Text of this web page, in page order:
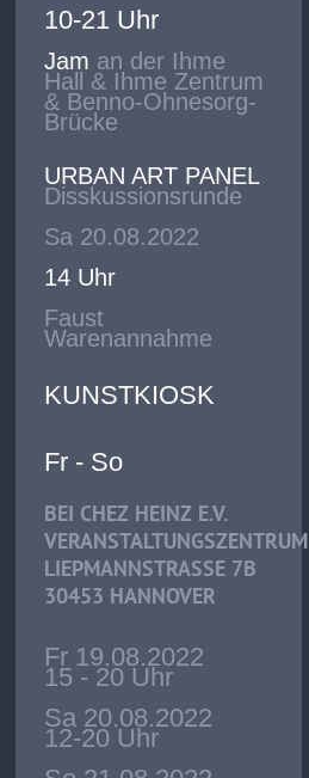
10-21 Uhr
Jam an der Ihme
Hall & Ihme Zentrum
& Benno-Ohnesorg-
Brücke
URBAN ART PANEL
Disskussionsrunde
Sa 20.08.2022
14 Uhr
Faust
Warenannahme
KUNSTKIOSK
Fr - So
BEI CHEZ HEINZ E.V.
VERANSTALTUNGSZENTRUM
LIEPMANNSTRASSE 7B
30453 HANNOVER
Fr 19.08.2022
15 - 20 Uhr
Sa 20.08.2022
12-20 Uhr